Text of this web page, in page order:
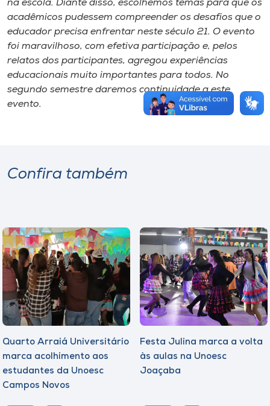
na escola. Diante disso, escolhemos temas para que os
acadêmicos pudessem compreender os desafios que o
educador precisa enfrentar neste século 21. O evento
foi maravilhoso, com efetiva participação e, pelos
relatos dos participantes, agregou experiências
educacionais muito importantes para todos. No
segundo semestre daremos continuidade a este
evento.
Confira também
Quarto Arraiá Universitário
marca acolhimento aos
estudantes da Unoesc
Campos Novos
Festa Julina marca a volta
às aulas na Unoesc
Joaçaba